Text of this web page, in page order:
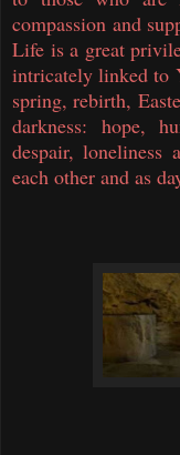
compassion and
Life is a great
intricately linked to
spring, rebirth,
darkness: hope,
despair, loneliness
each other and as